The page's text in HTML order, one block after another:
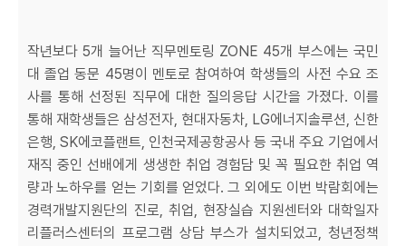
작년보다 5개 늘어난 직무멘토링 ZONE 45개 부스에는 국민
대 졸업 동문 45명이 멘토로 참여하여 학생들의 사전 수요 조
사를 통해 선정된 직무에 대한 질의응답 시간을 가졌다. 이를
통해 재학생들은 삼성전자, 현대자동차, LG에너지솔루션, 신한
은행, SK에코플랜트, 인천국제공항공사 등 국내 주요 기업에서
재직 중인 선배에게 생생한 취업 경험담 및 꼭 필요한 취업 역
량과 노하우를 얻는 기회를 얻었다. 그 외에도 이번 박람회에는
경력개발지원단의 진로, 취업, 현장실습 지원센터와 대학일자
리플러스센터의 프로그램 상담 부스가 설치되었고, 청년정책